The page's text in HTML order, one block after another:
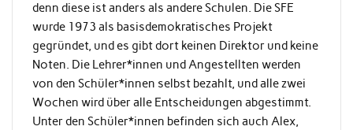
denn diese ist anders als andere Schulen. Die SFE
wurde 1973 als basisdemokratisches Projekt
gegründet, und es gibt dort keinen Direktor und keine
Noten. Die Lehrer*innen und Angestellten werden
von den Schüler*innen selbst bezahlt, und alle zwei
Wochen wird über alle Entscheidungen abgestimmt.
Unter den Schüler*innen befinden sich auch Alex,